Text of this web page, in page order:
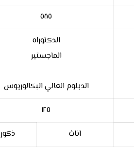
٥٨٥
الدكتوراه
الماجستير
الدبلوم العالي البكالوريوس
١٢٥
اناث ذكور